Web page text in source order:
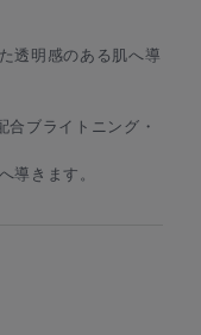
透明感のある肌へ導
合ブライトニング・
導きます。